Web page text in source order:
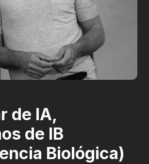
de IA,
de IB
Biológica)